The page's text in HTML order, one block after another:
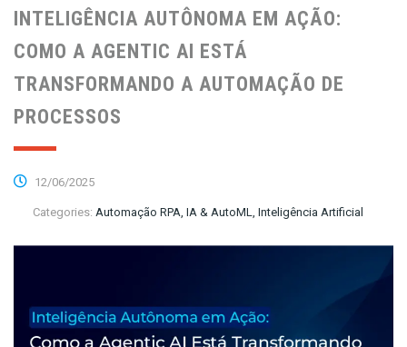
INTELIGÊNCIA AUTÔNOMA EM AÇÃO:
COMO A AGENTIC AI ESTÁ
TRANSFORMANDO A AUTOMAÇÃO DE
PROCESSOS
12/06/2025
Categories: Automação RPA, IA & AutoML, Inteligência Artificial